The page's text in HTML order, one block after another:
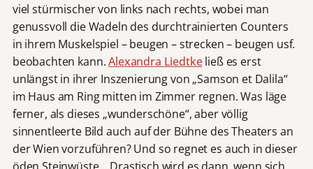
viel stürmischer von links nach rechts, wobei man
genussvoll die Wadeln des durchtrainierten Counters
in ihrem Muskelspiel – beugen – strecken – beugen usf.
beobachten kann.Alexandra Liedtkeließ es erst
unlängst in ihrer Inszenierung von „Samson et Dalila“
im Haus am Ring mitten im Zimmer regnen. Was läge
ferner, als dieses „wunderschöne“, aber völlig
sinnentleerte Bild auch auf der Bühne des Theaters an
der Wien vorzuführen? Und so regnet es auch in dieser